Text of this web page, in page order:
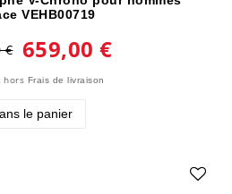
VEHB00719
€ 659,00 €
hors Frais de livraison
le panier